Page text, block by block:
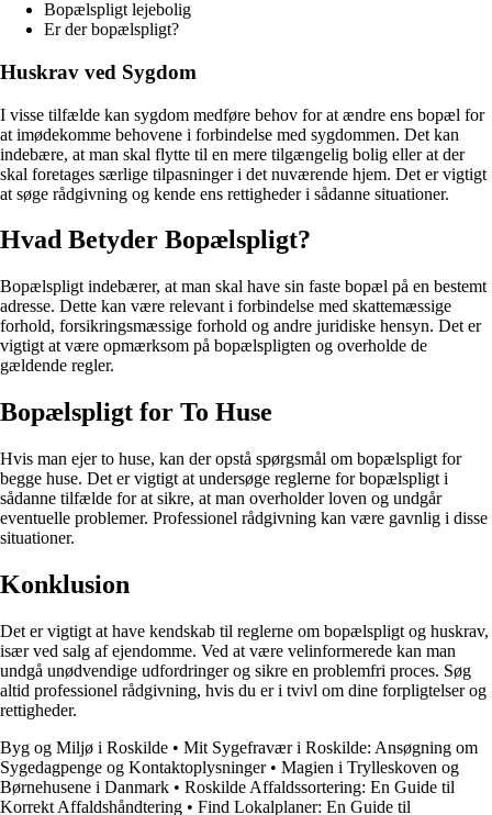
Bopælspligt lejebolig
Er der bopælspligt?
Huskrav ved Sygdom
I visse tilfælde kan sygdom medføre behov for at ændre ens bopæl for
at imødekomme behovene i forbindelse med sygdommen. Det kan
indebære, at man skal flytte til en mere tilgængelig bolig eller at der
skal foretages særlige tilpasninger i det nuværende hjem. Det er vigtigt
at søge rådgivning og kende ens rettigheder i sådanne situationer.
Hvad Betyder Bopælspligt?
Bopælspligt indebærer, at man skal have sin faste bopæl på en bestemt
adresse. Dette kan være relevant i forbindelse med skattemæssige
forhold, forsikringsmæssige forhold og andre juridiske hensyn. Det er
vigtigt at være opmærksom på bopælspligten og overholde de
gældende regler.
Bopælspligt for To Huse
Hvis man ejer to huse, kan der opstå spørgsmål om bopælspligt for
begge huse. Det er vigtigt at undersøge reglerne for bopælspligt i
sådanne tilfælde for at sikre, at man overholder loven og undgår
eventuelle problemer. Professionel rådgivning kan være gavnlig i disse
situationer.
Konklusion
Det er vigtigt at have kendskab til reglerne om bopælspligt og huskrav,
især ved salg af ejendomme. Ved at være velinformerede kan man
undgå unødvendige udfordringer og sikre en problemfri proces. Søg
altid professionel rådgivning, hvis du er i tvivl om dine forpligtelser og
rettigheder.
Byg og Miljø i Roskilde • Mit Sygefravær i Roskilde: Ansøgning om
Sygedagpenge og Kontaktoplysninger• Magien i Trylleskoven og
Børnehusene i Danmark • Roskilde Affaldssortering: En Guide til
Korrekt Affaldshåndtering • Find Lokalplaner: En Guide til